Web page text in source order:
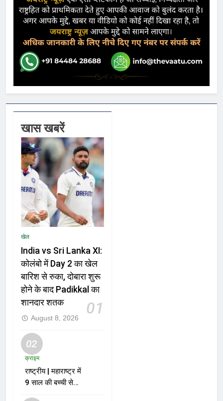
खास खबरें
खेल
India vs Sri Lanka XI:
कोलंबो में Day 2 का खेल
बारिश से रुका, दोबारा शुरू
होने के बाद Padikkal का
शानदार शतक
01
August 8, 2026
02
क्राइम
राष्ट्रीय | महाराष्ट्र में
9 साल की बच्ची से